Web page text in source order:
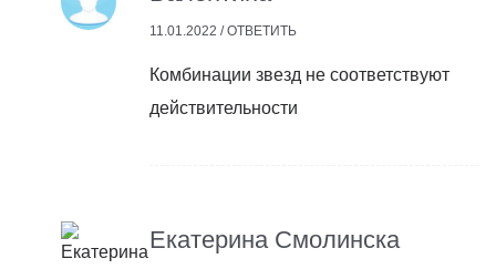
11.01.2022 /ОТВЕТИТЬ
Комбинации звезд не соответствуют
действительности
Екатерина Смолинска